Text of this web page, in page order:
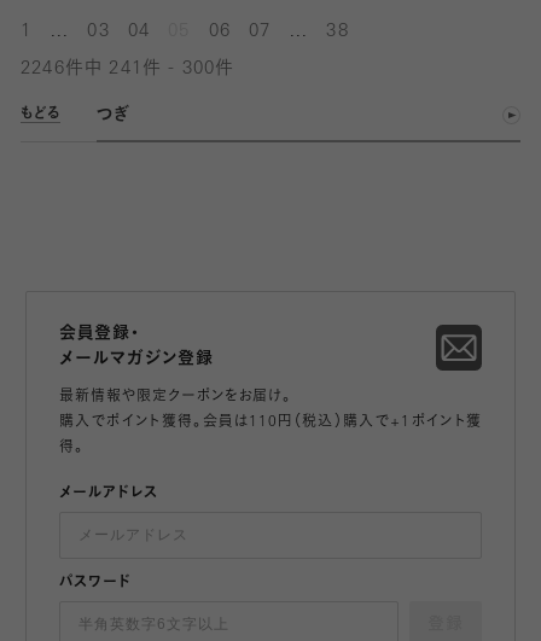
03 04 06 07 38
2246件中 241件 - 300件
もどる つぎ
会員登録・
メールマガジン登録
最新情報や限定クーポンをお届け。
購入でポイント獲得。会員は110円（税込）購入で+1ポイント獲
得。
メールアドレス
パスワード